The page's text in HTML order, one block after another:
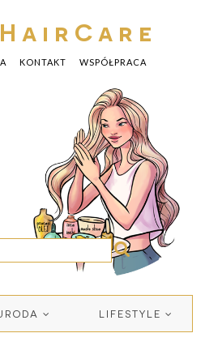
KONTAKT WSPÓŁPRACA
LIFESTYLE